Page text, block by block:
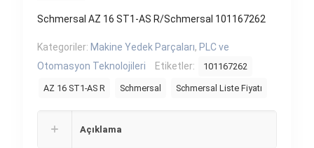
Schmersal AZ 16 ST1-AS R/Schmersal 101167262
Kategoriler: Makine Yedek Parçaları, PLC ve
Otomasyon Teknolojileri
Etiketler: 101167262
AZ 16 ST1-AS R Schmersal Schmersal Liste Fiyatı
Açıklama